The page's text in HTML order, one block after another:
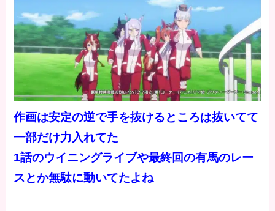
作画は安定の逆で手を抜けるところは抜いてて
一部だけ力入れてた
1話のウイニングライブや最終回の有馬のレー
スとか無駄に動いてたよね